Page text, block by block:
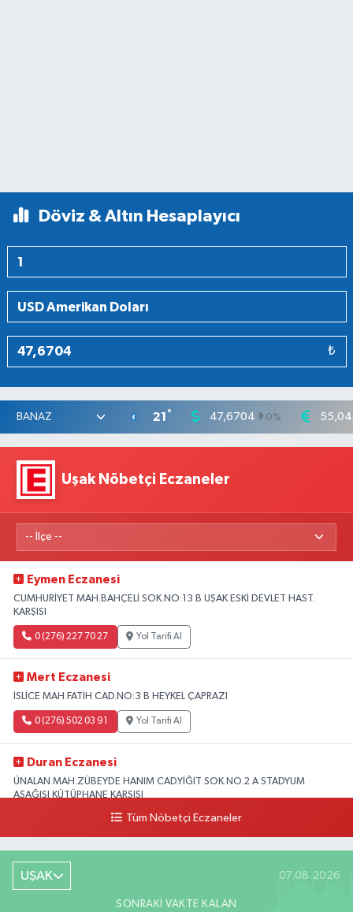
Döviz & Altın Hesaplayıcı
₺
21 ° 47,6704 0%
Uşak Nöbetçi Eczaneler
Eymen Eczanesi
CUMHURİYET MAH.BAHÇELİ SOK.NO:13 B UŞAK ESKİ DEVLET HAST.
KARŞISI
0 (276) 227 70 27 Yol Tarifi Al
Mert Eczanesi
İSLİCE MAH.FATİH CAD.NO:3 B HEYKEL ÇAPRAZI
0 (276) 502 03 91 Yol Tarifi Al
Duran Eczanesi
ÜNALAN MAH.ZÜBEYDE HANIM CAD.YİĞİT SOK.NO.2 A STADYUM
AŞAĞISI KÜTÜPHANE KARŞISI
Yol Tarifi Al
Tüm Nöbetçi Eczaneler
UŞAK 07.08.2026
SONRAKI VAKTE KALAN